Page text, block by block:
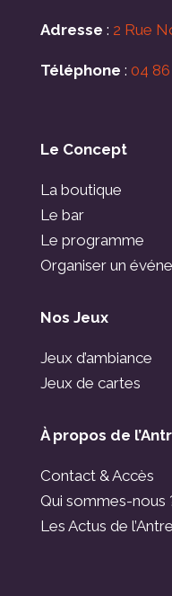
Adresse : 2 Rue
Téléphone : 04
Le Concept
La boutique
Le bar
Le programme
Organiser un
Nos Jeux
Jeux d’ambiance
Jeux de cartes
À propos de
Contact & Accès
Qui sommes-nous
Les Actus de l’Antre